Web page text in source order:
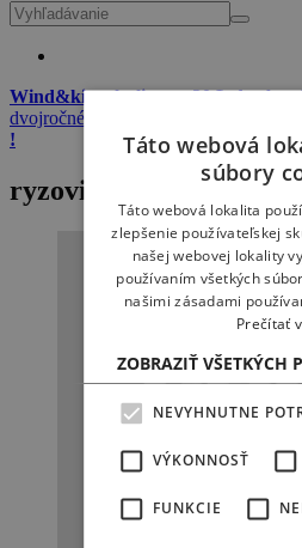
Wind&kite okuliare + 20 L dry bag
dvojročnému predplatnému
!
ryzoviste
Táto webová
súbory
Táto webová lokalita
zlepšenie používateľskej
našej webovej lokality
používaním všetkých
našimi zásadami
Prečítať
ZOBRAZIŤ VŠETKÝCH
NEVYHNUTNE
VÝKONNOSŤ
FUNKCIE